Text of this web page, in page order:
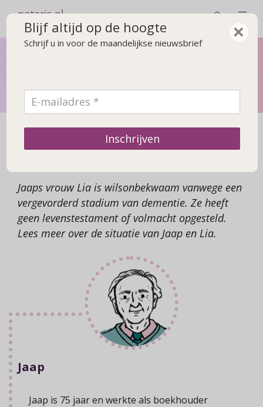
notaris.nl
Neem tijdig de regie in eigen hand en leg je wensen vast
in een levenstestament
Wat regelen anderen?
Jaap
Jaaps vrouw Lia is wilsonbekwaam vanwege een
vergevorderd stadium van dementie. Ze heeft
geen levenstestament of volmacht opgesteld.
Lees meer over de situatie van Jaap en Lia.
Jaap
Jaap is 75 jaar en werkte als boekhouder
×
Blijf altijd op de hoogte
Schrijf u in voor de maandelijkse nieuwsbrief
Inschrijven